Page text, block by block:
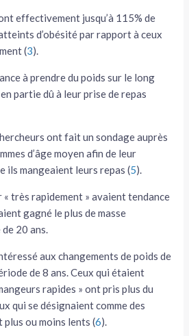
effectivement jusqu’à 115% de
d’obésité par rapport à ceux
(3).
à prendre du poids sur le long
partie dû à leur prise de repas
ont fait un sondage auprès
d’âge moyen afin de leur
ils mangeaient leurs repas (5).
très rapidement » avaient tendance
gagné le plus de masse
20 ans.
aux changements de poids de
de 8 ans. Ceux qui étaient
rapides » ont pris plus du
qui se désignaient comme des
ou moins lents (6).